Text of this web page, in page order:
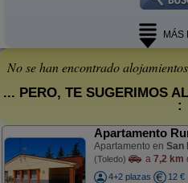
MÁS
No se han encontrado
... PERO, TE SUGERIMOS
:
Apartamento
Apartamento en San
(Toledo) a 7,2 km
4+2 plazas
12 €